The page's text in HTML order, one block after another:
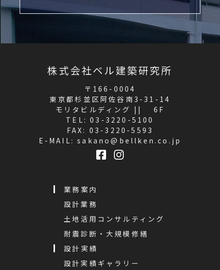
株式会社ベル建築研究所
〒166-0004
東京都杉並区阿佐谷南3-31-14
モリタビルディング || 6F
TEL:03-3220-5100
FAX: 03-3220-5593
E-MAIL:sakano@bellken.co.jp
業務案内
設計業務
土地活用コンサルティング
耐震診断・大規模修繕
設計実績
設計実績ギャラリー